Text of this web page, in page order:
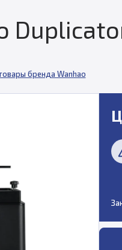
бренда Wanhao